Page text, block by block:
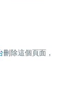
刪除這個頁面，